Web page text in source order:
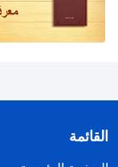
القائمة